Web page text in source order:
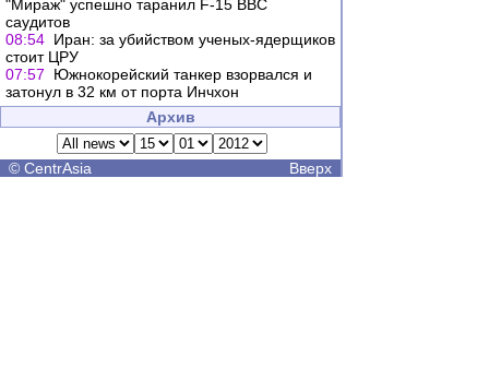
"Мираж" успешно таранил F-15 ВВС
саудитов
08:54 Иран: за убийством ученых-ядерщиков
стоит ЦРУ
07:57
Южнокорейский танкер взорвался и
затонул в 32 км от порта Инчхон
Архив
© CentrAsia Вверх